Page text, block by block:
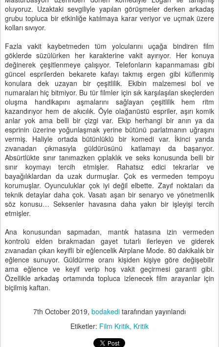
oluyoruz. Uzaktaki sevgiliyle yapılan görüşmeler derken arkadaş
grubu topluca bir etkinliğe katılmaya karar veriyor ve uçmak üzere
kolları sıvıyor.
Fazla vakit kaybetmeden tüm yolcularını uçağa bindiren film
göklerde süzülürken her karakterine vakit ayırıyor. Her konuya
değinerek çeşitlenmeye çalışıyor. Telefonların kapanmaması gibi
güncel esprilerden bekarete kafayı takmış ergen gibi küflenmiş
konulara dek uzayan bir çeşitlilik. Ekibin malzemesi bol ve
numaraları hiç bitmiyor. Bu tür filmler için sık karşılaşılan skeçlerden
oluşma handikapını aşmalarını sağlayan çeşitlilik hem ritm
kazandırıyor hem de akıcılık. Öyle olağanüstü espriler, aşırı komik
anlar yok ama belli bir çizgi var. Ekip herhangi bir anın ya da
esprinin üzerine yoğunlaşmak yerine bütünü parlatmanın uğraşını
vermiş. Haliyle ortada bütünlüklü bir komedi var. İkinci yarıda
zıvanadan çıkmasıyla güldürüsünü katlamayı da başarıyor.
Absürtlükte sınır tanımazken çıplaklık ve seks konusunda belli bir
sınır koymayı tercih etmişler. Rahatsız edici tekrarlar ve
bayağılıklardan da uzak durmuşlar. Çok es vermeden tempoyu
korumuşlar. Oyunculuklar çok iyi değil elbette. Zayıf noktaları da
teknik detaylar daha çok. Vasatı aşan bir senaryo ve yönetmenlik
söz konusu… Seksenler havasına daha yakın bir işleyişi tercih
etmişler.
Ana konusundan sapmadan, mantık hatasına izin vermeden
kontrolü elden bırakmadan gayet tutarlı ilerleyen ve giderek
zıvanadan çıkan keyifli bir eğlencelik Airplane Mode. 80 dakikalık bir
eğlence sunuyor. Güldürme oranı kişiden kişiye göre değişebilir
ama eğlence ve keyif verip hoş vakit geçirmesi garanti gibi.
Özellikle arkadaş ortamında topluca izlenecek film arayanlar için
biçilmiş kaftan.
7th October 2019, bodakedi tarafından yayınlandı
Etiketler: Film Kritik Kritik